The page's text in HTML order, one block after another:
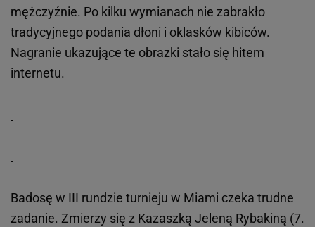
mężczyźnie. Po kilku wymianach nie zabrakło
tradycyjnego podania dłoni i oklasków kibiców.
Nagranie ukazujące te obrazki stało się hitem
internetu.
Badosę w III rundzie turnieju w Miami czeka trudne
zadanie. Zmierzy się z Kazaszką Jeleną Rybakiną (7.